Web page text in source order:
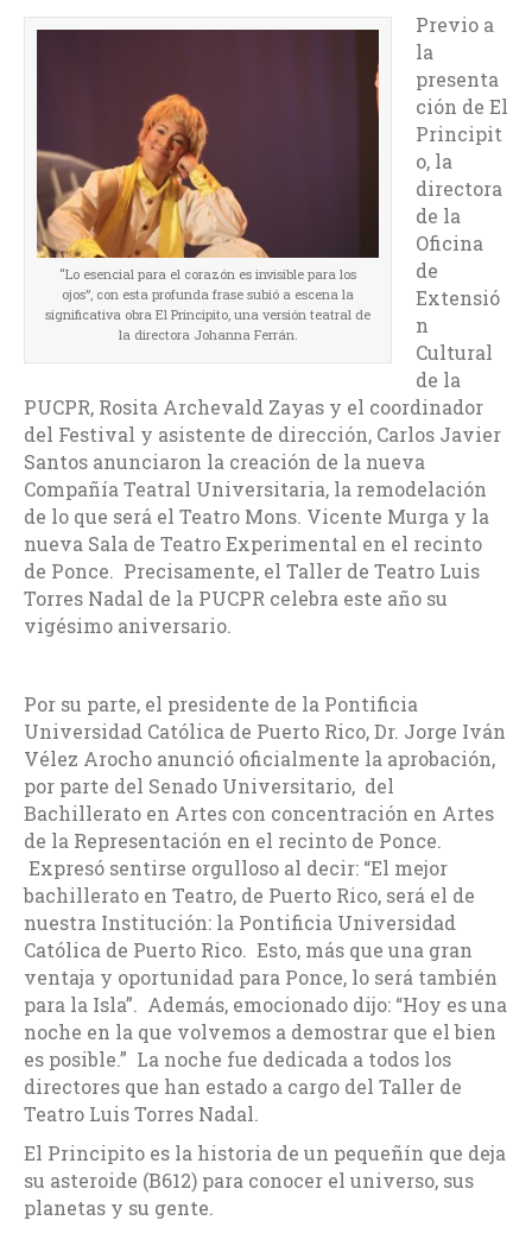
“Lo esencial para el corazón es invisible para los
ojos”, con esta profunda frase subió a escena la
significativa obra El Principito, una versión teatral de
la directora Johanna Ferrán.
Previo a
la
presenta
ción de El
Principit
o, la
directora
de la
Oficina
de
Extensió
n
Cultural
de la
PUCPR, Rosita Archevald Zayas y el coordinador
del Festival y asistente de dirección, Carlos Javier
Santos anunciaron la creación de la nueva
Compañía Teatral Universitaria, la remodelación
de lo que será el Teatro Mons. Vicente Murga y la
nueva Sala de Teatro Experimental en el recinto
de Ponce. Precisamente, el Taller de Teatro Luis
Torres Nadal de la PUCPR celebra este año su
vigésimo aniversario.
Por su parte, el presidente de la Pontificia
Universidad Católica de Puerto Rico, Dr. Jorge Iván
Vélez Arocho anunció oficialmente la aprobación,
por parte del Senado Universitario, del
Bachillerato en Artes con concentración en Artes
de la Representación en el recinto de Ponce.
Expresó sentirse orgulloso al decir: “El mejor
bachillerato en Teatro, de Puerto Rico, será el de
nuestra Institución: la Pontificia Universidad
Católica de Puerto Rico. Esto, más que una gran
ventaja y oportunidad para Ponce, lo será también
para la Isla”. Además, emocionado dijo: “Hoy es una
noche en la que volvemos a demostrar que el bien
es posible.” La noche fue dedicada a todos los
directores que han estado a cargo del Taller de
Teatro Luis Torres Nadal.
El Principito es la historia de un pequeñín que deja
su asteroide (B612) para conocer el universo, sus
planetas y su gente.